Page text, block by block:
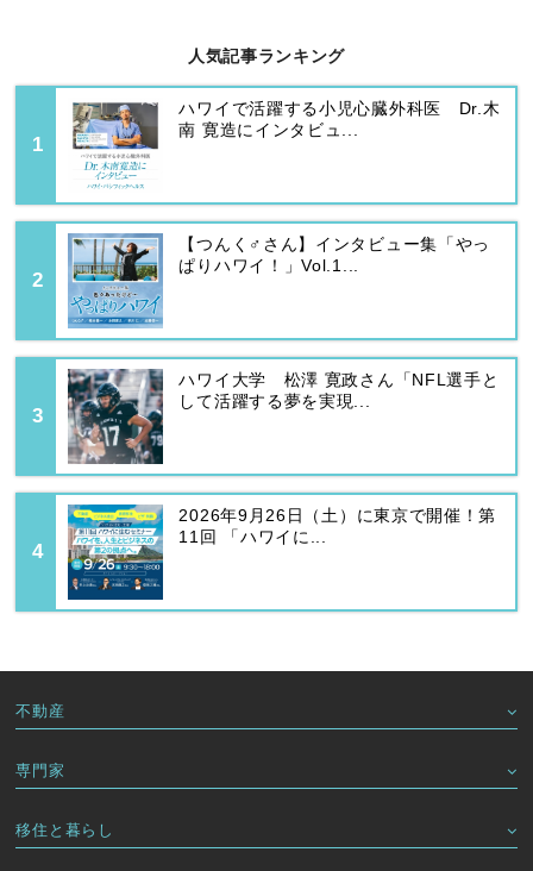
人気記事ランキング
ハワイで活躍する小児心臓外科医 Dr.木
南 寛造にインタビュ...
【つんく♂さん】インタビュー集「やっ
ぱりハワイ！」Vol.1...
ハワイ大学 松澤 寛政さん「NFL選手と
して活躍する夢を実現...
2026年9月26日（土）に東京で開催！第
11回 「ハワイに...
不動産
専門家
移住と暮らし